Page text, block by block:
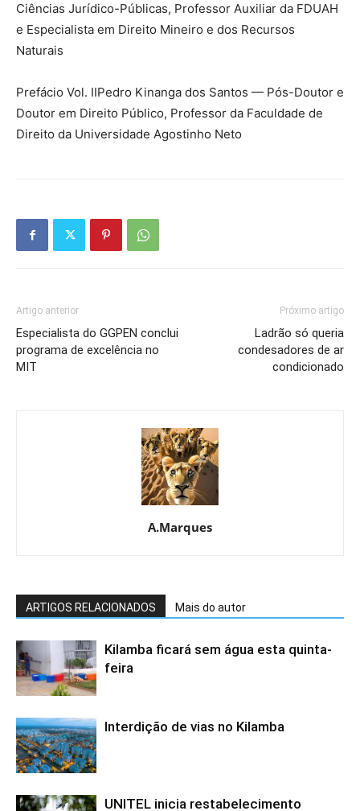
Ciências Jurídico-Públicas, Professor Auxiliar da FDUAH
e Especialista em Direito Mineiro e dos Recursos
Naturais
Prefácio Vol. IIPedro Kinanga dos Santos — Pós-Doutor e
Doutor em Direito Público, Professor da Faculdade de
Direito da Universidade Agostinho Neto
Artigo anterior
Especialista do GGPEN conclui
programa de excelência no
MIT
Próximo artigo
Ladrão só queria
condesadores de ar
condicionado
A.Marques
ARTIGOS RELACIONADOS Mais do autor
Kilamba ficará sem água esta quinta-
feira
Interdição de vias no Kilamba
UNITEL inicia restabelecimento